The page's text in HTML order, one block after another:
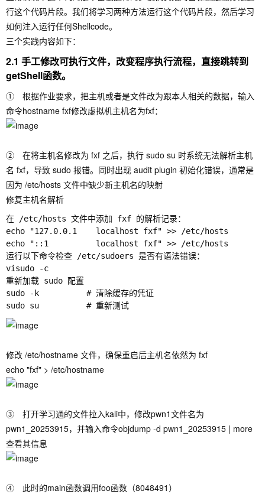
行这个代码片段。我们将学习两种方法运行这个代码片段，然后学习
如何注入运行任何Shellcode。
三个实践内容如下：
2.1 手工修改可执行文件，改变程序执行流程，直接跳转到
getShell函数。
① 根据作业要求，把主机或者是文件改为跟本人相关的数据，输入
命令hostname fxf修改虚拟机主机名为fxf：
② 在将主机名修改为 fxf 之后，执行 sudo su 时系统无法解析主机
名 fxf，导致 sudo 报错。同时出现 audit plugin 初始化错误，通常是
因为 /etc/hosts 文件中缺少新主机名的映射
修复主机名解析
在 /etc/hosts 文件中添加 fxf 的解析记录：
echo "127.0.0.1    localhost fxf" >> /etc/hosts
echo "::1          localhost fxf" >> /etc/hosts
运行以下命令检查 /etc/sudoers 是否有语法错误：
visudo -c
重新加载 sudo 配置
sudo -k          # 清除缓存的凭证
修改 /etc/hostname 文件，确保重启后主机名依然为 fxf
echo "fxf" > /etc/hostname
③ 打开学习通的文件拉入kali中，修改pwn1文件名为
pwn1_20253915，并输入命令objdump -d pwn1_20253915 | more
查看其信息
④ 此时的main函数调用foo函数（8048491）